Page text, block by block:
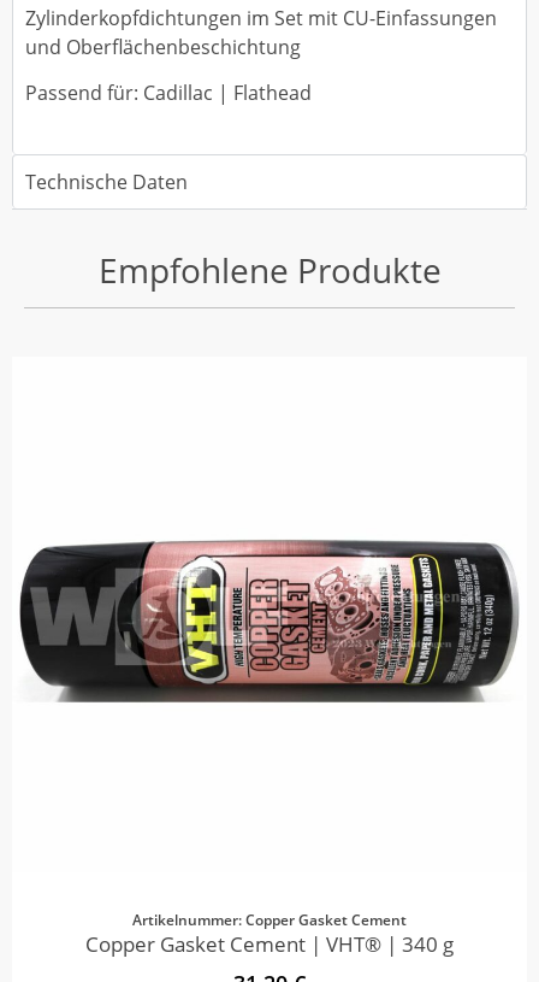
Zylinderkopfdichtungen im Set mit CU-Einfassungen
und Oberflächenbeschichtung
Passend für: Cadillac | Flathead
Technische Daten
Empfohlene Produkte
Artikelnummer: Copper Gasket Cement
Copper Gasket Cement | VHT® | 340 g